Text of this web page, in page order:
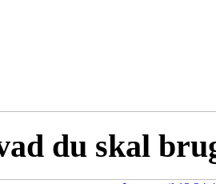
du skal